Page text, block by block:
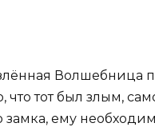
Волшебница
что тот был злым,
замка, ему